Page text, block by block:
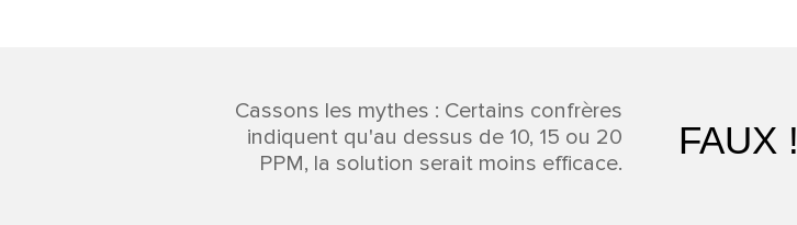
Cassons les mythes : Certains confrères
indiquent qu'au dessus de 10, 15 ou 20
PPM, la solution serait moins efficace.
FAUX !